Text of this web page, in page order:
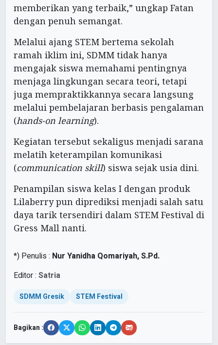
memberikan yang terbaik,” ungkap Fatan
dengan penuh semangat.
Melalui ajang STEM bertema sekolah
ramah iklim ini, SDMM tidak hanya
mengajak siswa memahami pentingnya
menjaga lingkungan secara teori, tetapi
juga mempraktikkannya secara langsung
melalui pembelajaran berbasis pengalaman
(hands-on learning).
Kegiatan tersebut sekaligus menjadi sarana
melatih keterampilan komunikasi
(communication skill) siswa sejak usia dini.
Penampilan siswa kelas I dengan produk
Lilaberry pun diprediksi menjadi salah satu
daya tarik tersendiri dalam STEM Festival di
Gress Mall nanti.
*) Penulis : Nur Yanidha Qomariyah, S.Pd.
Editor : Satria
SDMM Gresik STEM Festival
Bagikan :